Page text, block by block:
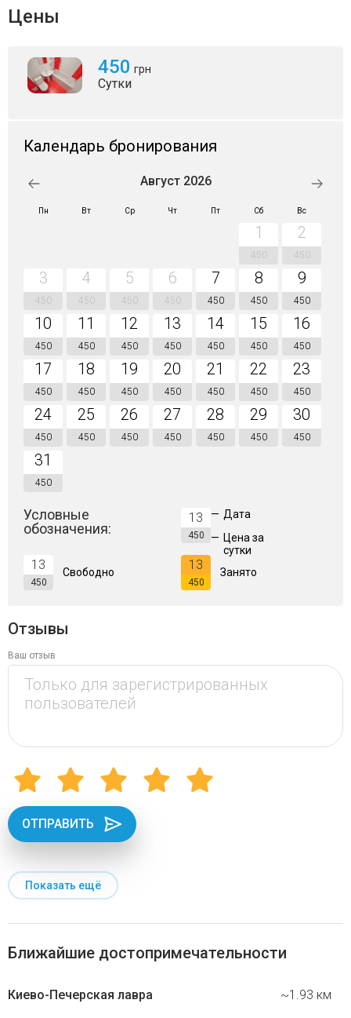
Цены
450 грн
Сутки
Календарь бронирования
Август 2026
Пн Вт Ср Чт Пт Сб Вс
1
450
2
450
3
450
4
450
5
450
6
450
7
450
8
450
9
450
10
450
11
450
12
450
13
450
14
450
15
450
16
450
17
450
18
450
19
450
20
450
21
450
22
450
23
450
24
450
25
450
26
450
27
450
28
450
29
450
30
450
31
450
Условные
обозначения:
13
450
— Дата
— Цена за
сутки
13
450
Свободно
13
450
Занято
Отзывы
Ваш отзыв
ОТПРАВИТЬ
Показать ещё
Ближайшие достопримечательности
Киево-Печерская лавра ~1.93 км